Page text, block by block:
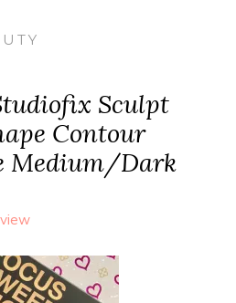
Sculpt
Contour
Medium/Dark